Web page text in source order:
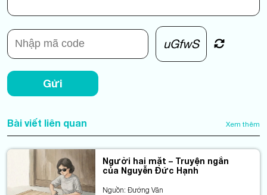
uGfwS
Gửi
Bài viết liên quan Xem thêm
Người hai mặt – Truyện ngắn
của Nguyễn Đức Hạnh
Nguồn: Đường Văn